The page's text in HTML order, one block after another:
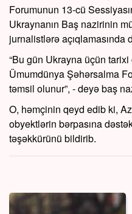
Forumunun 13-cü
Ukraynanın Baş nazirinin
jurnalistlərə açıqlamasında
“Bu gün Ukrayna üçün
Ümumdünya Şəhərsalma
təmsil olunur”, - deyə baş
O, həmçinin qeyd edib ki,
obyektlərin bərpasına
təşəkkürünü bildirib.